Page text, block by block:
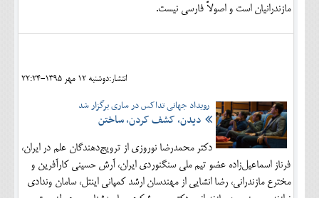
مازندرانیان است و اصولاً فارسی نیست.
انتشار:دوشنبه 12 مهر 1395-22:24
رویداد جهانی تداکس در ساری برگزار شد
دیدن، کشف کردن، ساختن
دکتر محمدرضا نوروزی از ترویج‌دهندگان علم در ایران،
فرناز اسماعیل‌زاده عضو تیم ملی سنگنوردی ایران، آرش حسینی کارآفرین و
مخترع مازندرانی، رضا انشایی از مهندسان ارشد کمپانی اینتل، سامان وندادی